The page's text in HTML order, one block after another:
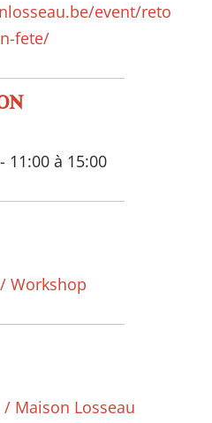
event/reto
fete/
11:00 à 15:00
Workshop
Maison Losseau